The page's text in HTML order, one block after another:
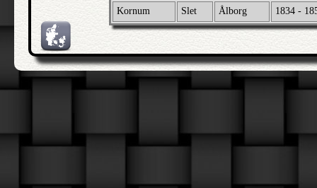
Kornum Slet Ålborg 1834 -